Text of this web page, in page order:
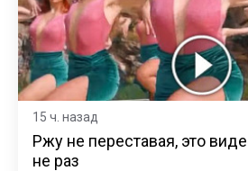
15 ч. назад
Ржу не переставая, это
не раз